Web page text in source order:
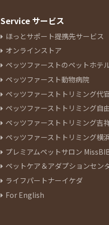
Service サービス
ほっとサポート提携先サービス
オンラインストア
ペッツファーストのペットホテ
ペッツファースト動物病院
ペッツファーストトリミング代
ペッツファーストトリミング自
ペッツファーストトリミング吉
ペッツファーストトリミング横
プレミアムペットサロン
ペットケア＆アダプションセン
ライフパートナーイケダ
For English